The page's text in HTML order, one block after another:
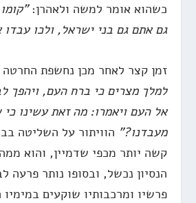
כשהוא אומר למשה ולאהרן:
גם אתם גם בני ישראל, ולכו
זמן קצר לאחר מכן נחשפת
למלך מצרים כי ברח העם, ויהפך
אל העם ויאמרו: מה זאת עשינו
מעבדנו?" הוויתור על השליטה
קשה יותר מכפי שדמיין, והוא
הנסיון נכשל, ובסופו נותר פרעה
פרשיו ומרכבותיו שוקעים